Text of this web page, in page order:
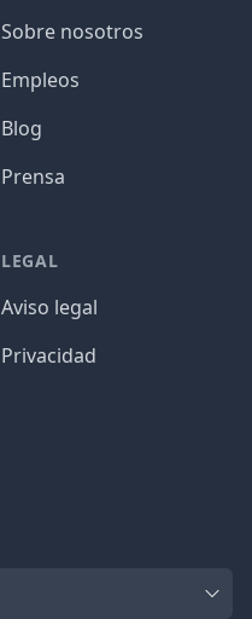
Sobre nosotros
Empleos
Blog
Prensa
LEGAL
Aviso legal
Privacidad